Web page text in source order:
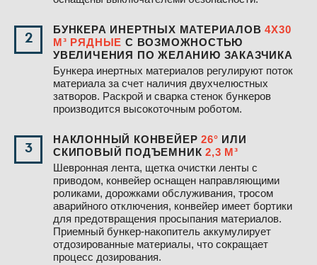
2
БУНКЕРА ИНЕРТНЫХ МАТЕРИАЛОВ4Х30
М³ РЯДНЫЕ С ВОЗМОЖНОСТЬЮ
УВЕЛИЧЕНИЯ ПО ЖЕЛАНИЮ ЗАКАЗЧИКА
Бункера инертных материалов регулируют поток
материала за счет наличия двухчелюстных
затворов. Раскрой и сварка стенок бункеров
производится высокоточным роботом.
3
НАКЛОННЫЙ КОНВЕЙЕР26° ИЛИ
СКИПОВЫЙ ПОДЪЕМНИК2,3 М³
Шевронная лента, щетка очистки ленты с
приводом, конвейер оснащен направляющими
роликами, дорожками обслуживания, тросом
аварийного отключения, конвейер имеет бортики
для предотвращения просыпания материалов.
Приемный бункер-накопитель аккумулирует
отдозированные материалы, что сокращает
процесс дозирования.